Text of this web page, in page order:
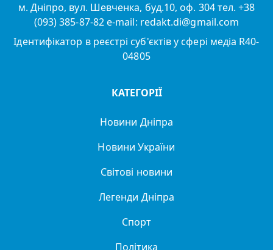
м. Дніпро, вул. Шевченка, буд.10, оф. 304 тел. +38
(093) 385-87-82 e-mail: redakt.di@gmail.com
Ідентифікатор в реєстрі суб'єктів у сфері медіа R40-
04805
КАТЕГОРІЇ
Новини Дніпра
Новини України
Світові новини
Легенди Дніпра
Спорт
Політика